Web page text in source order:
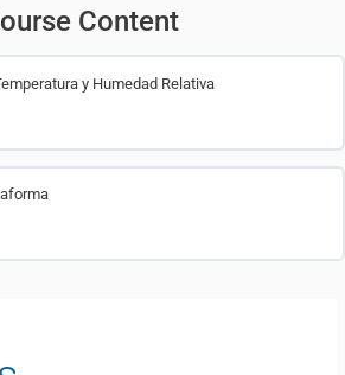
Content
y Humedad Relativa